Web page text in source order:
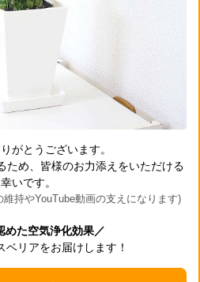
がとうございます。
ため、皆様のお力添えをいただける
いです。
持やYouTube動画の支えになります)
めた空気浄化効果／
ベリアをお届けします！